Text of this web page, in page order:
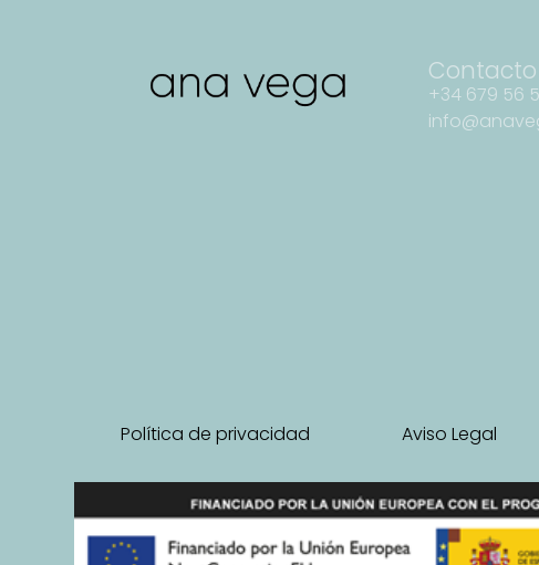
Contacto
+34 679 56
Política de privacidad Aviso Legal